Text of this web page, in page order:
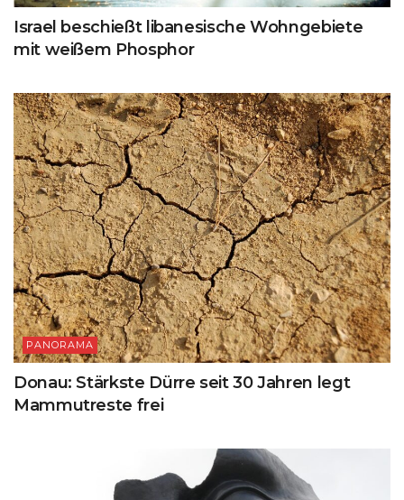
Israel beschießt libanesische Wohngebiete
mit weißem Phosphor
PANORAMA
Donau: Stärkste Dürre seit 30 Jahren legt
Mammutreste frei